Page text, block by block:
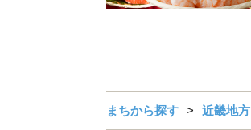
まちから探す 近畿地方